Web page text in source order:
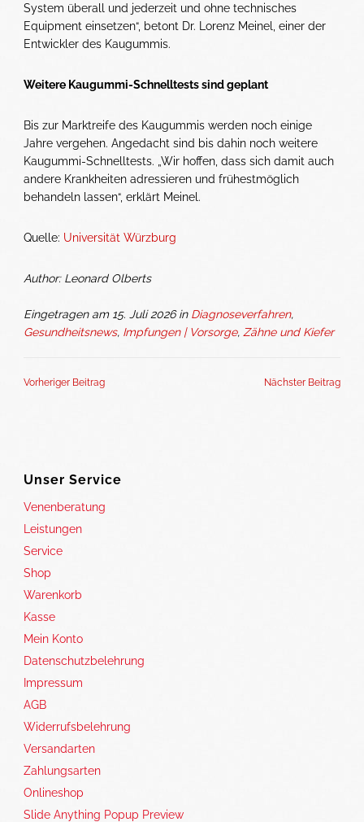
System überall und jederzeit und ohne technisches
Equipment einsetzen“, betont Dr. Lorenz Meinel, einer der
Entwickler des Kaugummis.
Weitere Kaugummi-Schnelltests sind geplant
Bis zur Marktreife des Kaugummis werden noch einige
Jahre vergehen. Angedacht sind bis dahin noch weitere
Kaugummi-Schnelltests. „Wir hoffen, dass sich damit auch
andere Krankheiten adressieren und frühestmöglich
behandeln lassen“, erklärt Meinel.
Quelle: Universität Würzburg
Author: Leonard Olberts
Eingetragen am 15. Juli 2026 in Diagnoseverfahren,
Gesundheitsnews, Impfungen | Vorsorge, Zähne und Kiefer
Vorheriger Beitrag Nächster Beitrag
Unser Service
Venenberatung
Leistungen
Service
Shop
Warenkorb
Kasse
Mein Konto
Datenschutzbelehrung
Impressum
AGB
Widerrufsbelehrung
Versandarten
Zahlungsarten
Onlineshop
Slide Anything Popup Preview